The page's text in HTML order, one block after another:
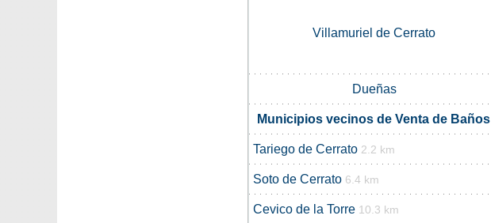
Villamuriel de Cerrato
Dueñas
Municipios vecinos de Venta de Baños
Tariego de Cerrato 2.2 km
Soto de Cerrato 6.4 km
Cevico de la Torre 10.3 km